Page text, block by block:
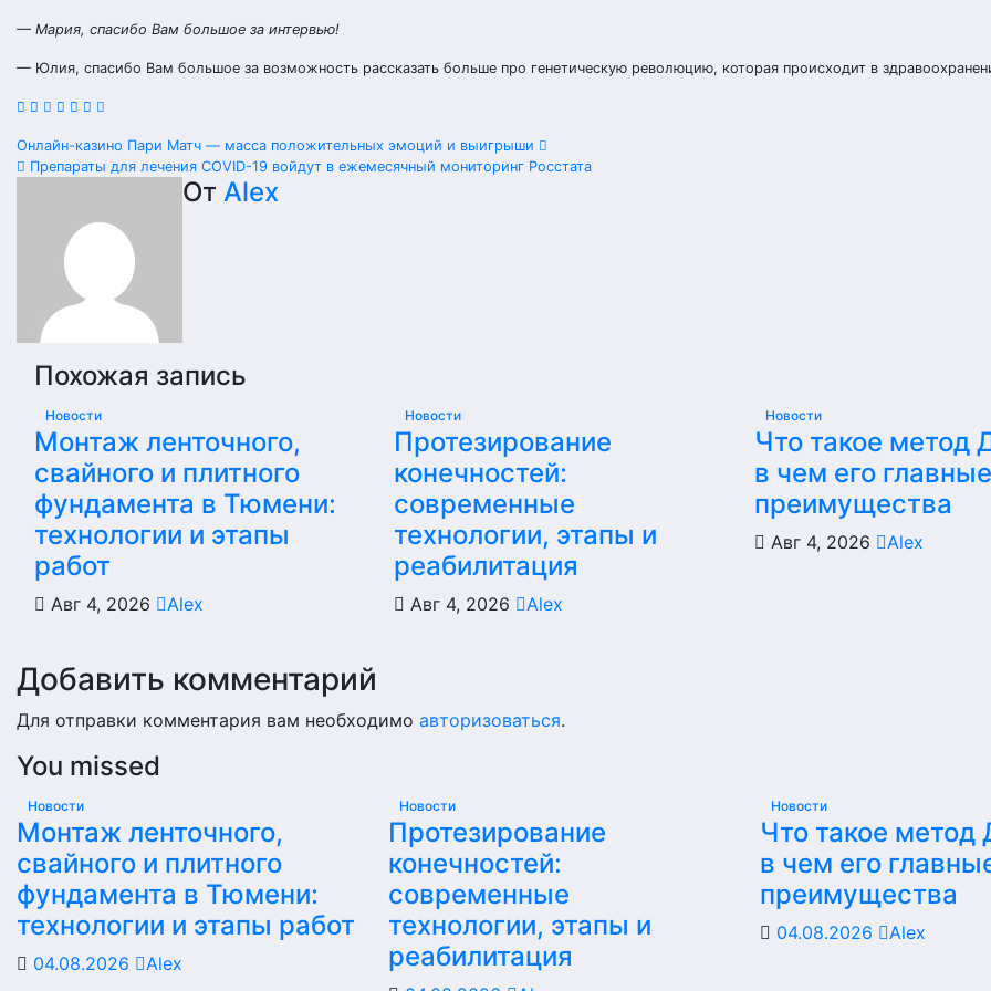
— Мария, спасибо Вам большое за интервью!
— Юлия, спасибо Вам большое за возможность рассказать больше про генетическую революцию, которая происходит в
Навигация
записям
Онлайн-казино Пари Матч — масса положительных эмоций и выигрыши
Препараты для лечения COVID-19 войдут в ежемесячный мониторинг Росстата
От Alex
Похожая запись
Новости
Монтаж ленточного,
свайного и плитного
фундамента в Тюмени:
технологии и этапы
работ
Авг 4, 2026 Alex
Новости
Протезирование
конечностей:
современные
технологии, этапы и
реабилитация
Авг 4, 2026 Alex
Новости
Что такое метод
в чем его главные
преимущества
Авг 4, 2026 Alex
Добавить комментарий
Для отправки комментария вам необходимо авторизоваться.
You missed
Новости
Монтаж ленточного,
свайного и плитного
фундамента в Тюмени:
технологии и этапы работ
04.08.2026 Alex
Новости
Протезирование
конечностей:
современные
технологии, этапы и
реабилитация
Новости
Что такое
в чем его
преимущества
04.08.2026 Alex